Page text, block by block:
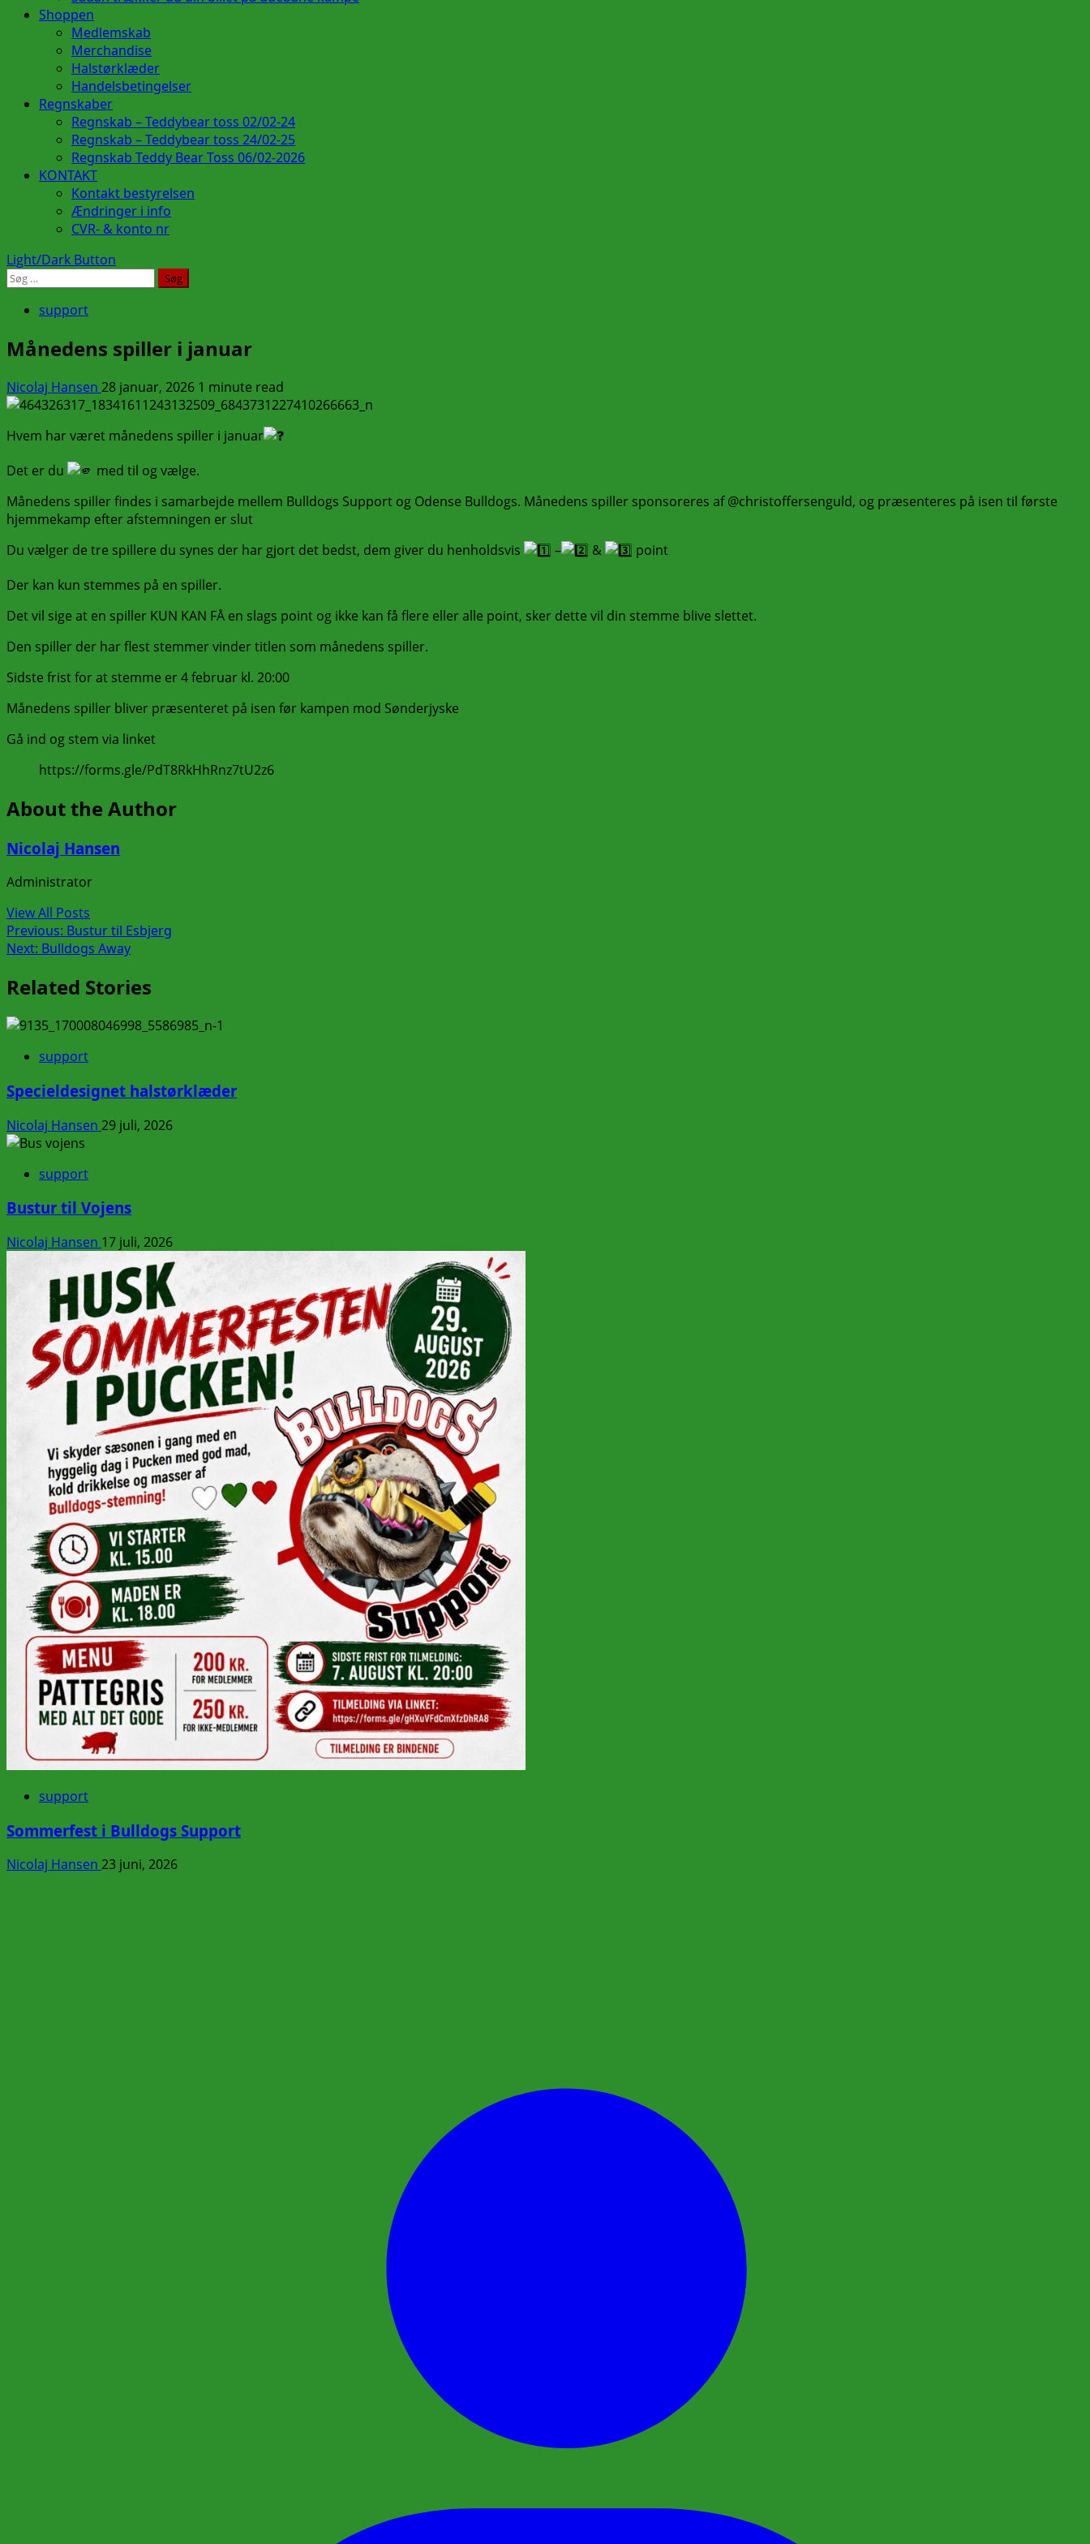
Shoppen
Medlemskab
Merchandise
Halstørklæder
Handelsbetingelser
Regnskaber
Regnskab – Teddybear toss 02/02-24
Regnskab – Teddybear toss 24/02-25
Regnskab Teddy Bear Toss 06/02-2026
KONTAKT
Kontakt bestyrelsen
Ændringer i info
CVR- & konto nr
Light/Dark Button
Søg
support
Månedens spiller i januar
Nicolaj Hansen 28 januar, 2026 1 minute read
Hvem har været månedens spiller i januar
Det er du
med til og vælge.
Månedens spiller findes i samarbejde mellem Bulldogs Support og Odense Bulldogs. Månedens spiller sponsoreres af @christoffersenguld, og præsenteres på isen til første
hjemmekamp efter afstemningen er slut
Du vælger de tre spillere du synes der har gjort det bedst, dem giver du henholdsvis
– &
point
Der kan kun stemmes på en spiller.
Det vil sige at en spiller KUN KAN FÅ en slags point og ikke kan få flere eller alle point, sker dette vil din stemme blive slettet.
Den spiller der har flest stemmer vinder titlen som månedens spiller.
Sidste frist for at stemme er 4 februar kl. 20:00
Månedens spiller bliver præsenteret på isen før kampen mod Sønderjyske
Gå ind og stem via linket
https://forms.gle/PdT8RkHhRnz7tU2z6
About the Author
Nicolaj Hansen
Administrator
View All Posts
Post
navigation
Previous: Bustur til Esbjerg
Next: Bulldogs Away
Related Stories
support
Specieldesignet halstørklæder
Nicolaj Hansen 29 juli, 2026
support
Bustur til Vojens
Nicolaj Hansen 17 juli, 2026
support
Sommerfest i Bulldogs Support
Nicolaj Hansen 23 juni, 2026